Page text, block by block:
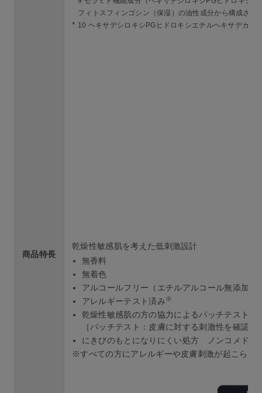
商品特長
フィトスフィンゴシン（保湿）の油性成分から構成され
* 10 ヘキサデシロキシPGヒドロキシエチルヘキサデカナ
乾燥性敏感肌を考えた低刺激設計
無香料
無着色
アルコールフリー（エチルアルコール無添加）
アレルギーテスト済み ※
乾燥性敏感肌の方の協力によるパッチテスト済
［パッチテスト：皮膚に対する刺激性を確認す
にきびのもとになりにくい処方 ノンコメドジ
※すべての方にアレルギーや皮膚刺激が起こらな